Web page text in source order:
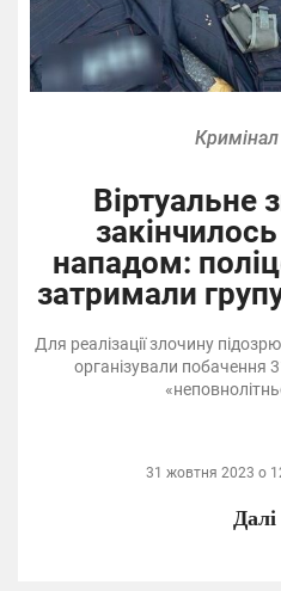
Кримінал
Віртуальне
нападом:
затримали
Для реалізації злочину
організували побачення
31 жовтня 2023 о
Далі